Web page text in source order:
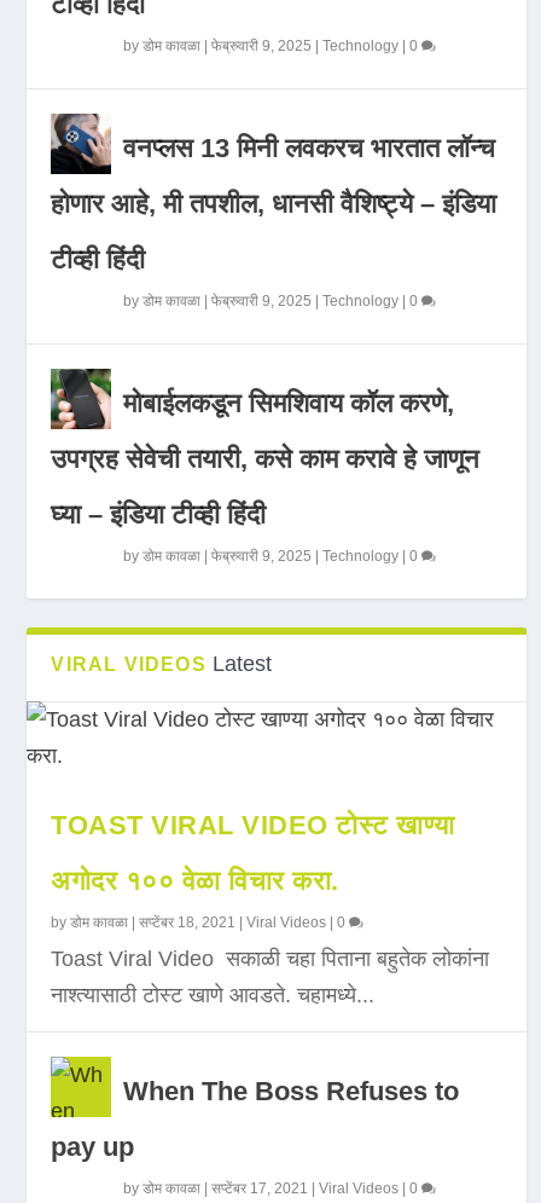
byडोम कावळा |फेब्रुवारी 9, 2025 |Technology |0
वनप्लस 13 मिनी लवकरच भारतात लॉन्च
होणार आहे, मी तपशील, धानसी वैशिष्ट्ये – इंडिया
टीव्ही हिंदी
byडोम कावळा |फेब्रुवारी 9, 2025 |Technology |0
मोबाईलकडून सिमशिवाय कॉल करणे,
उपग्रह सेवेची तयारी, कसे काम करावे हे जाणून
घ्या – इंडिया टीव्ही हिंदी
byडोम कावळा |फेब्रुवारी 9, 2025 |Technology |0
VIRAL VIDEOS Latest
TOAST VIRAL VIDEO टोस्ट खाण्या
अगोदर १०० वेळा विचार करा.
byडोम कावळा |सप्टेंबर 18, 2021 |Viral Videos |0
Toast Viral Video सकाळी चहा पिताना बहुतेक लोकांना
नाश्त्यासाठी टोस्ट खाणे आवडते. चहामध्ये...
When The Boss Refuses to
pay up
byडोम कावळा |सप्टेंबर 17, 2021 |Viral Videos |0